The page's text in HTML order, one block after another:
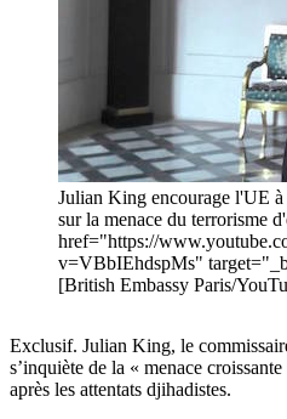
Julian King encourage l'UE à
sur la menace du terrorisme
href="https://
v=VBbIEhdspMs"
[British Embassy Paris/
Exclusif. Julian King, le
s’inquiète de la « menace
après les attentats djihadistes.